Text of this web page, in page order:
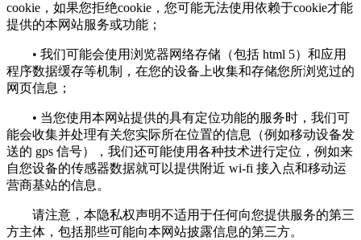
cookie，如果您拒绝cookie，您可能无法使用依赖于cookie才能
提供的本网站服务或功能；
• 我们可能会使用浏览器网络存储（包括 html 5）和应用
程序数据缓存等机制，在您的设备上收集和存储您所浏览过的
网页信息；
• 当您使用本网站提供的具有定位功能的服务时，我们可
能会收集并处理有关您实际所在位置的信息（例如移动设备发
送的 gps 信号），我们还可能使用各种技术进行定位，例如来
自您设备的传感器数据就可以提供附近 wi-fi 接入点和移动运
营商基站的信息。
请注意，本隐私权声明不适用于任何向您提供服务的第三
方主体，包括那些可能向本网站披露信息的第三方。